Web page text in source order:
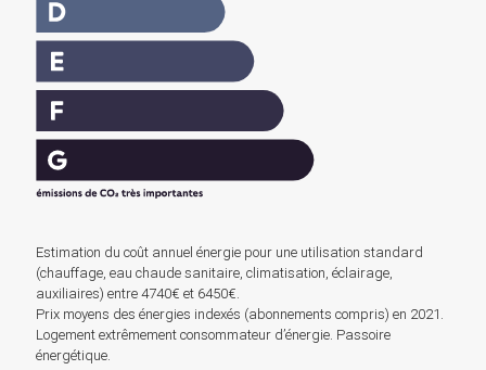
Estimation du coût annuel énergie pour une utilisation standard
(chauffage, eau chaude sanitaire, climatisation, éclairage,
auxiliaires) entre 4740€ et 6450€.
Prix moyens des énergies indexés (abonnements compris) en 2021.
Logement extrêmement consommateur d’énergie. Passoire
énergétique.